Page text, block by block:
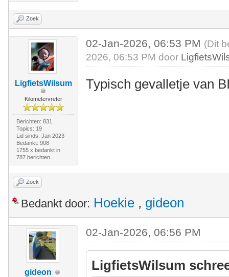
Zoek
LigfietsWilsum
Kilometervreter
Berichten: 831
Topics: 19
Lid sinds: Jan 2023
Bedankt: 908
1755 x bedankt in
787 berichten
02-Jan-2026, 06:53 PM (Dit
2026, 06:53 PM door
Typisch gevalletje van
Zoek
Bedankt door: Hoekie , gideon
gideon
02-Jan-2026, 06:56 PM
LigfietsWilsum